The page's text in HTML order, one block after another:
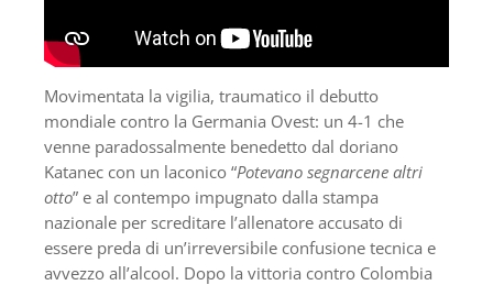
Movimentata la vigilia, traumatico il debutto
mondiale contro la Germania Ovest: un 4-1 che
venne paradossalmente benedetto dal doriano
Katanec con un laconico “Potevano segnarcene altri
otto” e al contempo impugnato dalla stampa
nazionale per screditare l’allenatore accusato di
essere preda di un’irreversibile confusione tecnica e
avvezzo all’alcool. Dopo la vittoria contro Colombia